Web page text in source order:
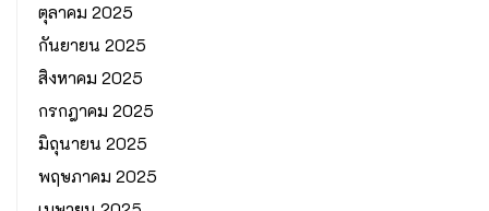
ตุลาคม 2025
กันยายน 2025
สิงหาคม 2025
กรกฎาคม 2025
มิถุนายน 2025
พฤษภาคม 2025